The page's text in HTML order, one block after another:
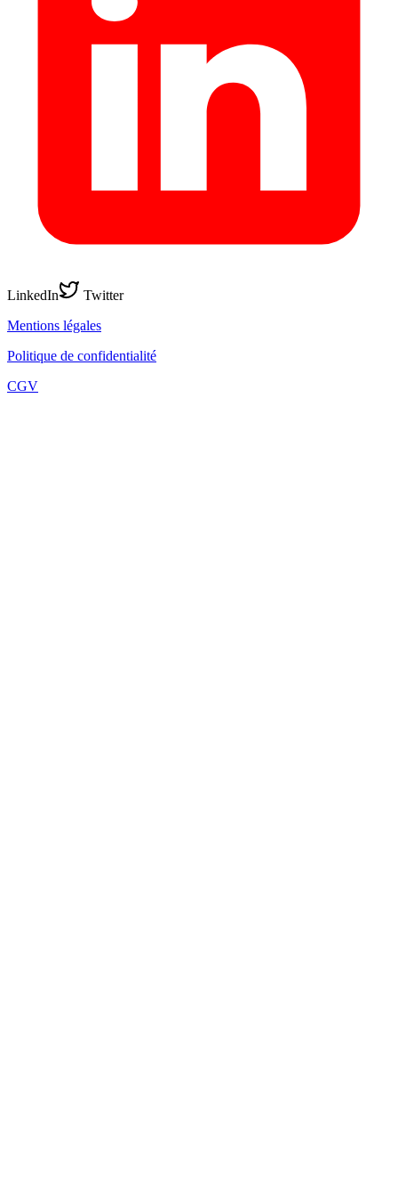
LinkedIn
Twitter
Mentions légales
Politique de confidentialité
CGV